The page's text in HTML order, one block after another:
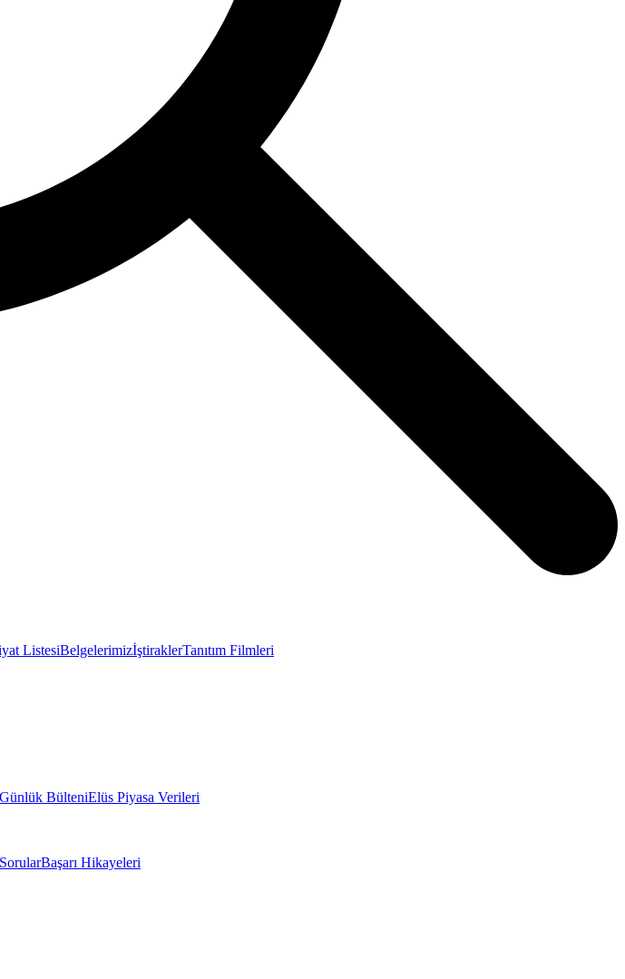
ListesiBelgelerimizİştiraklerTanıtım Filmleri
BülteniElüs Piyasa Verileri
Başarı Hikayeleri